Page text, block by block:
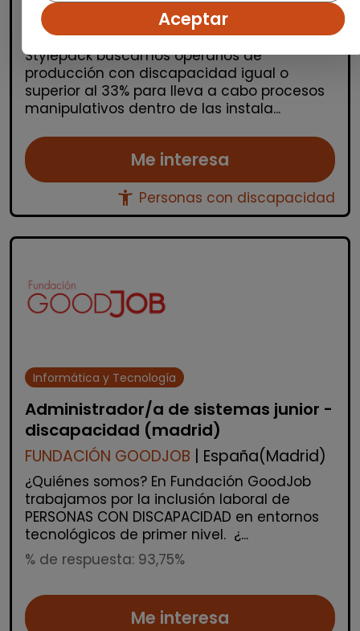
| España(Madrid)
OPERARIOS/AS DE PRODUCCIÓN Desde
Stylepack buscamos operarios de
producción con discapacidad igual o
superior al 33% para lleva a cabo procesos
manipulativos dentro de las instala...
Me interesa
accessibility_new Personas con discapacidad
Informática y Tecnología
Administrador/a de sistemas junior -
discapacidad (madrid)
FUNDACIÓN GOODJOB | España(Madrid)
¿Quiénes somos? En Fundación GoodJob
trabajamos por la inclusión laboral de
PERSONAS CON DISCAPACIDAD en entornos
tecnológicos de primer nivel. ¿...
% de respuesta: 93,75%
Me interesa
Aceptar